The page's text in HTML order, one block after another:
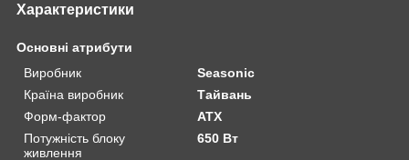
Характеристики
Основні атрибути
Виробник
Seasonic
Країна виробник
Тайвань
Форм-фактор
ATX
Потужність блоку
живлення
650 Вт